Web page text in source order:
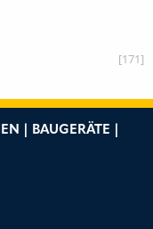
[171]
| BAUGERÄTE |